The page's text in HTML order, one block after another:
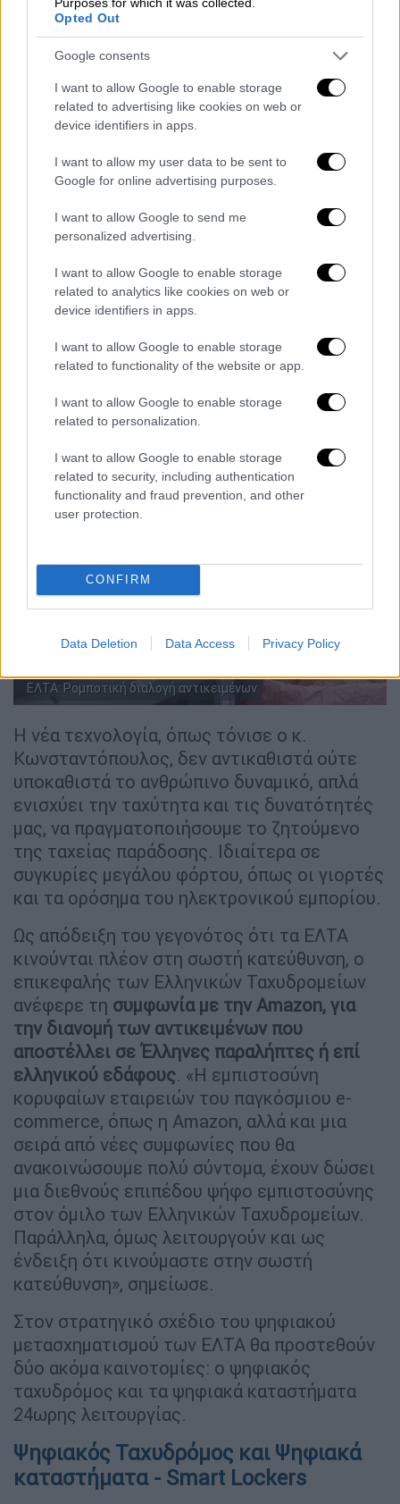
Opted Out
Google consents
I want to allow Google to enable storage
related to advertising like cookies on web or
device identifiers in apps.
I want to allow my user data to be sent to
Google for online advertising purposes.
I want to allow Google to send me
personalized advertising.
I want to allow Google to enable storage
related to analytics like cookies on web or
device identifiers in apps.
I want to allow Google to enable storage
related to functionality of the website or app.
I want to allow Google to enable storage
related to personalization.
I want to allow Google to enable storage
related to security, including authentication
functionality and fraud prevention, and other
user protection.
CONFIRM
Data Deletion Data Access Privacy Policy
δρόμο για το πώς μία δημόσια επιχείρηση
μπορεί να γίνει καινοτόμος, ανταγωνιστική
και ταυτόχρονα, οικονομικά υγιής και
επιχειρηματικά αποτελεσματική.
Διατηρώντας, όμως το κοινωνικό της
αποτύπωμα», επεσήμανε ο Διευθύνων
Σύμβουλος του Ομίλου ΕΛΤΑ,Γιώργος
Κωνσταντόπουλος.
Προσέθεσε ότι η νέα ψηφιακή εποχή θα
συνδυάζει την καθολική κάλυψη της
επικράτειας, με 1.600 σημεία εξυπηρέτησης,
ταχύτερες διαδικασίες αλλά και νέες
ψηφιακές λειτουργίες.
Από την πρώτη φάση της ρομποτικής
διαλογής τα ΕΛΤΑ αναμένουν ετήσια
εξοικονόμηση της τάξης των 2 εκατ. ευρώ, η
οποία θα γίνει ακόμη μεγαλύτερη, με την
ΕΛΤΑ: Ρομποτική διαλογή αντικειμένων
Η νέα τεχνολογία, όπως τόνισε ο κ.
Κωνσταντόπουλος, δεν αντικαθιστά ούτε
υποκαθιστά το ανθρώπινο δυναμικό, απλά
ενισχύει την ταχύτητα και τις δυνατότητές
μας, να πραγματοποιήσουμε το ζητούμενο
της ταχείας παράδοσης. Ιδιαίτερα σε
συγκυρίες μεγάλου φόρτου, όπως οι γιορτές
και τα ορόσημα του ηλεκτρονικού εμπορίου.
Ως απόδειξη του γεγονότος ότι τα ΕΛΤΑ
κινούνται πλέον στη σωστή κατεύθυνση, ο
επικεφαλής των Ελληνικών Ταχυδρομείων
ανέφερε τη συμφωνία με την Amazon, για
την διανομή των αντικειμένων που
αποστέλλει σε Έλληνες παραλήπτες ή επί
ελληνικού εδάφους. «Η εμπιστοσύνη
κορυφαίων εταιρειών του παγκόσμιου e-
commerce, όπως η Amazon, αλλά και μια
σειρά από νέες συμφωνίες που θα
ανακοινώσουμε πολύ σύντομα, έχουν δώσει
μια διεθνούς επιπέδου ψήφο εμπιστοσύνης
στον όμιλο των Ελληνικών Ταχυδρομείων.
Παράλληλα, όμως λειτουργούν και ως
ένδειξη ότι κινούμαστε στην σωστή
κατεύθυνση», σημείωσε.
Στον στρατηγικό σχέδιο του ψηφιακού
μετασχηματισμού των ΕΛΤΑ θα προστεθούν
δύο ακόμα καινοτομίες: ο ψηφιακός
ταχυδρόμος και τα ψηφιακά καταστήματα
24ωρης λειτουργίας.
Ψηφιακός Ταχυδρόμος και Ψηφιακά
καταστήματα - Smart Lockers